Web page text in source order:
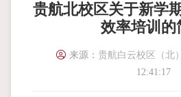
贵航北校区关于新学
效率培训的
来源： 贵航白云校区（北）
12:41:17